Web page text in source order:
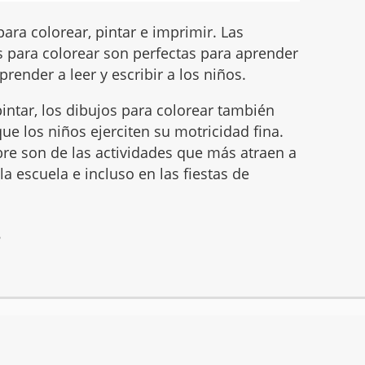
colorear, pintar e imprimir. Las
colorear son perfectas para aprender
a leer y escribir a los niños.
los dibujos para colorear también
los niños ejerciten su motricidad fina.
son de las actividades que más atraen a
escuela e incluso en las fiestas de